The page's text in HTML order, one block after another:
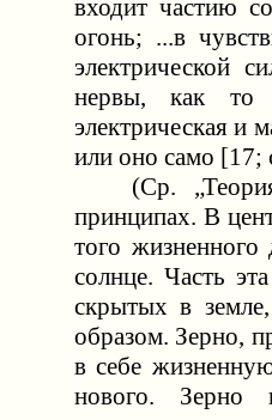
входит частию
огонь; ...в
электрической
нервы, как то
электрическая и
или оно само [17;
(Ср. „Теория
принципах. В
того жизненного
солнце. Часть
скрытых в
образом. Зерно,
в себе
нового. Зерно